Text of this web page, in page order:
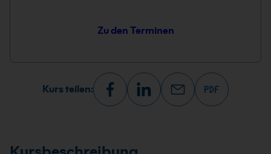
Zu den Terminen
Kurs teilen: